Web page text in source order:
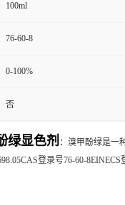
100ml
76-60-8
0-100%
否
绿显色剂 ： 溴甲酚绿是一
登录号76-60-